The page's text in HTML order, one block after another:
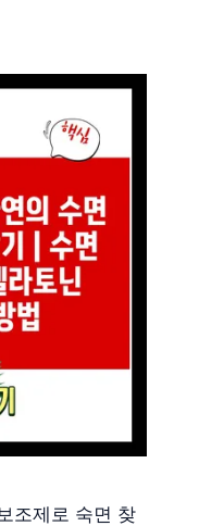
조제로 숙면 찾